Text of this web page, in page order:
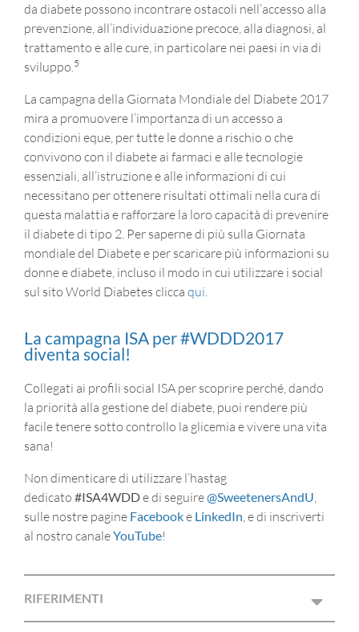
da diabete possono incontrare ostacoli nell’accesso alla
prevenzione, all’individuazione precoce, alla diagnosi, al
trattamento e alle cure, in particolare nei paesi in via di
sviluppo. 5
La campagna della Giornata Mondiale del Diabete 2017
mira a promuovere l’importanza di un accesso a
condizioni eque, per tutte le donne a rischio o che
convivono con il diabete ai farmaci e alle tecnologie
essenziali, all’istruzione e alle informazioni di cui
necessitano per ottenere risultati ottimali nella cura di
questa malattia e rafforzare la loro capacità di prevenire
il diabete di tipo 2. Per saperne di più sulla Giornata
mondiale del Diabete e per scaricare più informazioni su
donne e diabete, incluso il modo in cui utilizzare i social
sul sito World Diabetes clicca qui
La campagna ISA per #WDDD2017
diventa social!
Collegati ai profili social ISA per scoprire perché, dando
la priorità alla gestione del diabete, puoi rendere più
facile tenere sotto controllo la glicemia e vivere una vita
sana!
Non dimenticare di utilizzare l’hastag
dedicato #ISA4WDDe di seguire@SweetenersAndU
sulle nostre pagine Facebooke LinkedIn , e di inscriverti
al nostro canaleYouTube!
RIFERIMENTI